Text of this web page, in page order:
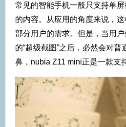
常见的智能手机一般只支持单
的内容。从应用的角度来说，
部分用户的需求。但是，当用
的“超级截图”之后，必然会对普
鼻，nubia Z11 mini正是一款支